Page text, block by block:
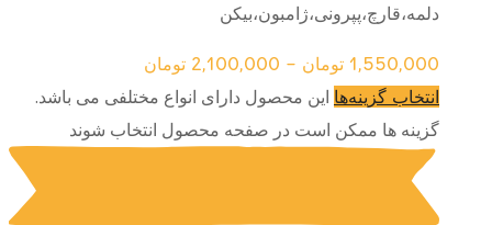
دلمه،قارچ،پپرونی،ژامبون،بیکن
1,550,000 تومان –
2,100,000 تومان
انتخاب گزینه‌ها این محصول دارای انواع مختلفی می باشد.
گزینه ها ممکن است در صفحه محصول انتخاب شوند